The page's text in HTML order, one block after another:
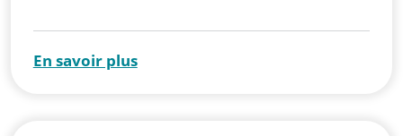
En savoir plus